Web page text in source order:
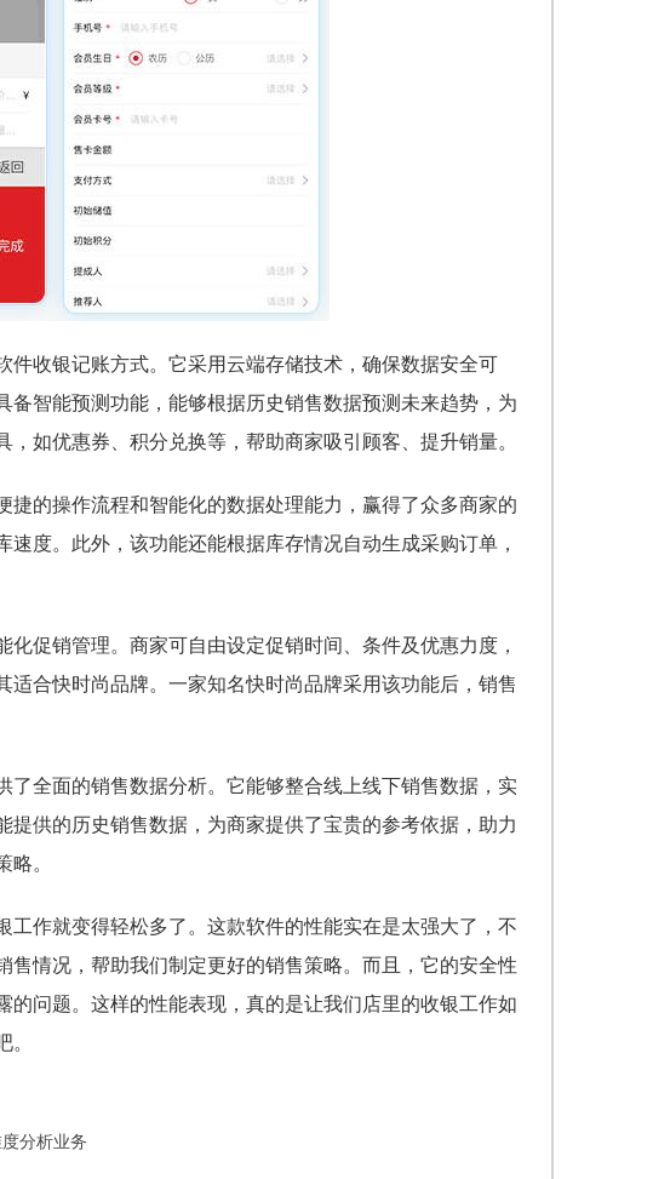
件收银记账方式。它采用云端存储技术，确保数据安全可
智能预测功能，能够根据历史销售数据预测未来趋势，为
如优惠券、积分兑换等，帮助商家吸引顾客、提升销量。
的操作流程和智能化的数据处理能力，赢得了众多商家的
度。此外，该功能还能根据库存情况自动生成采购订单，
促销管理。商家可自由设定促销时间、条件及优惠力度，
合快时尚品牌。一家知名快时尚品牌采用该功能后，销售
了全面的销售数据分析。它能够整合线上线下销售数据，实
供的历史销售数据，为商家提供了宝贵的参考依据，助力
。
作就变得轻松多了。这款软件的性能实在是太强大了，不
情况，帮助我们制定更好的销售策略。而且，它的安全性
问题。这样的性能表现，真的是让我们店里的收银工作如
分析业务